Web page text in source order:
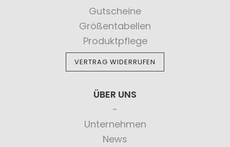
Gutscheine
Größentabellen
Produktpflege
VERTRAG WIDERRUFEN
ÜBER UNS
Unternehmen
News